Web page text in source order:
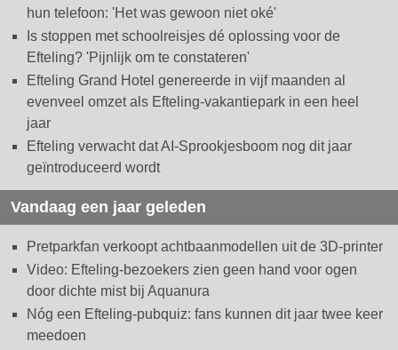
hun telefoon: 'Het was gewoon niet oké'
Is stoppen met schoolreisjes dé oplossing voor de
Efteling? 'Pijnlijk om te constateren'
Efteling Grand Hotel genereerde in vijf maanden al
evenveel omzet als Efteling-vakantiepark in een heel
jaar
Efteling verwacht dat AI-Sprookjesboom nog dit jaar
geïntroduceerd wordt
Vandaag een jaar geleden
Pretparkfan verkoopt achtbaanmodellen uit de 3D-printer
Video: Efteling-bezoekers zien geen hand voor ogen
door dichte mist bij Aquanura
Nóg een Efteling-pubquiz: fans kunnen dit jaar twee keer
meedoen